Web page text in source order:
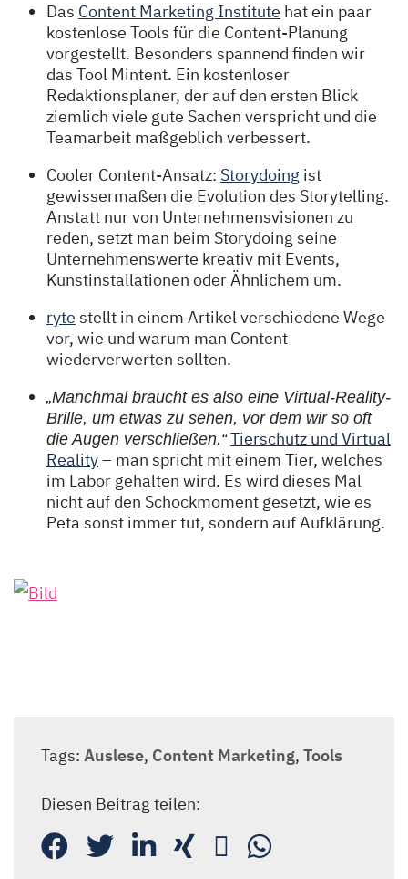
Das Content Marketing Institute hat ein paar
kostenlose Tools für die Content-Planung
vorgestellt. Besonders spannend finden wir
das Tool Mintent. Ein kostenloser
Redaktionsplaner, der auf den ersten Blick
ziemlich viele gute Sachen verspricht und die
Teamarbeit maßgeblich verbessert.
Cooler Content-Ansatz: Storydoing ist
gewissermaßen die Evolution des Storytelling.
Anstatt nur von Unternehmensvisionen zu
reden, setzt man beim Storydoing seine
Unternehmenswerte kreativ mit Events,
Kunstinstallationen oder Ähnlichem um.
ryte stellt in einem Artikel verschiedene Wege
vor, wie und warum man Content
wiederverwerten sollten.
„Manchmal braucht es also eine Virtual-Reality-
Brille, um etwas zu sehen, vor dem wir so oft
die Augen verschließen.“ Tierschutz und Virtual
Reality– man spricht mit einem Tier, welches
im Labor gehalten wird. Es wird dieses Mal
nicht auf den Schockmoment gesetzt, wie es
Peta sonst immer tut, sondern auf Aufklärung.
Tags: Auslese, Content Marketing, Tools
Diesen Beitrag teilen: